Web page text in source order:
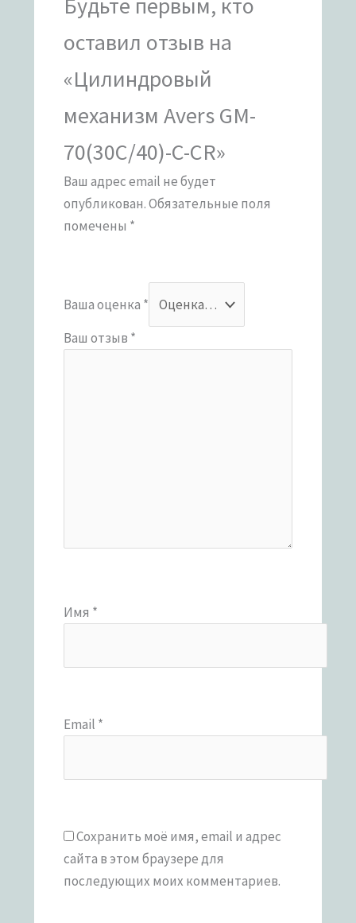
оставил отзыв на
«Цилиндровый
механизм Avers GM-
70(30C/40)-C-CR»
Ваш адрес email не будет
опубликован.Обязательные поля
помечены *
Ваша оценка *
Ваш отзыв *
Имя *
Email *
Сохранить моё имя, email и адрес
сайта в этом браузере для
последующих моих комментариев.